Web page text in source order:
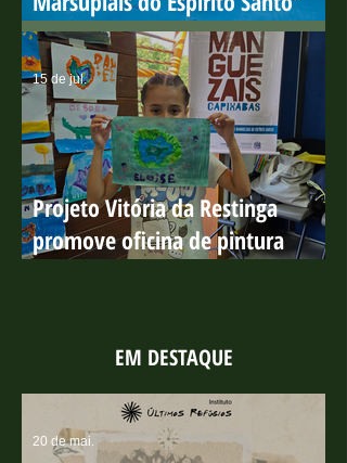
Projeto “Conhecendo os
Marsupiais do Espírito Santo”
encerra ciclo de ações em escolas
públicas com resultados
positivos
Projeto Vitória da Restinga
15 de jul.
EM DESTAQUE